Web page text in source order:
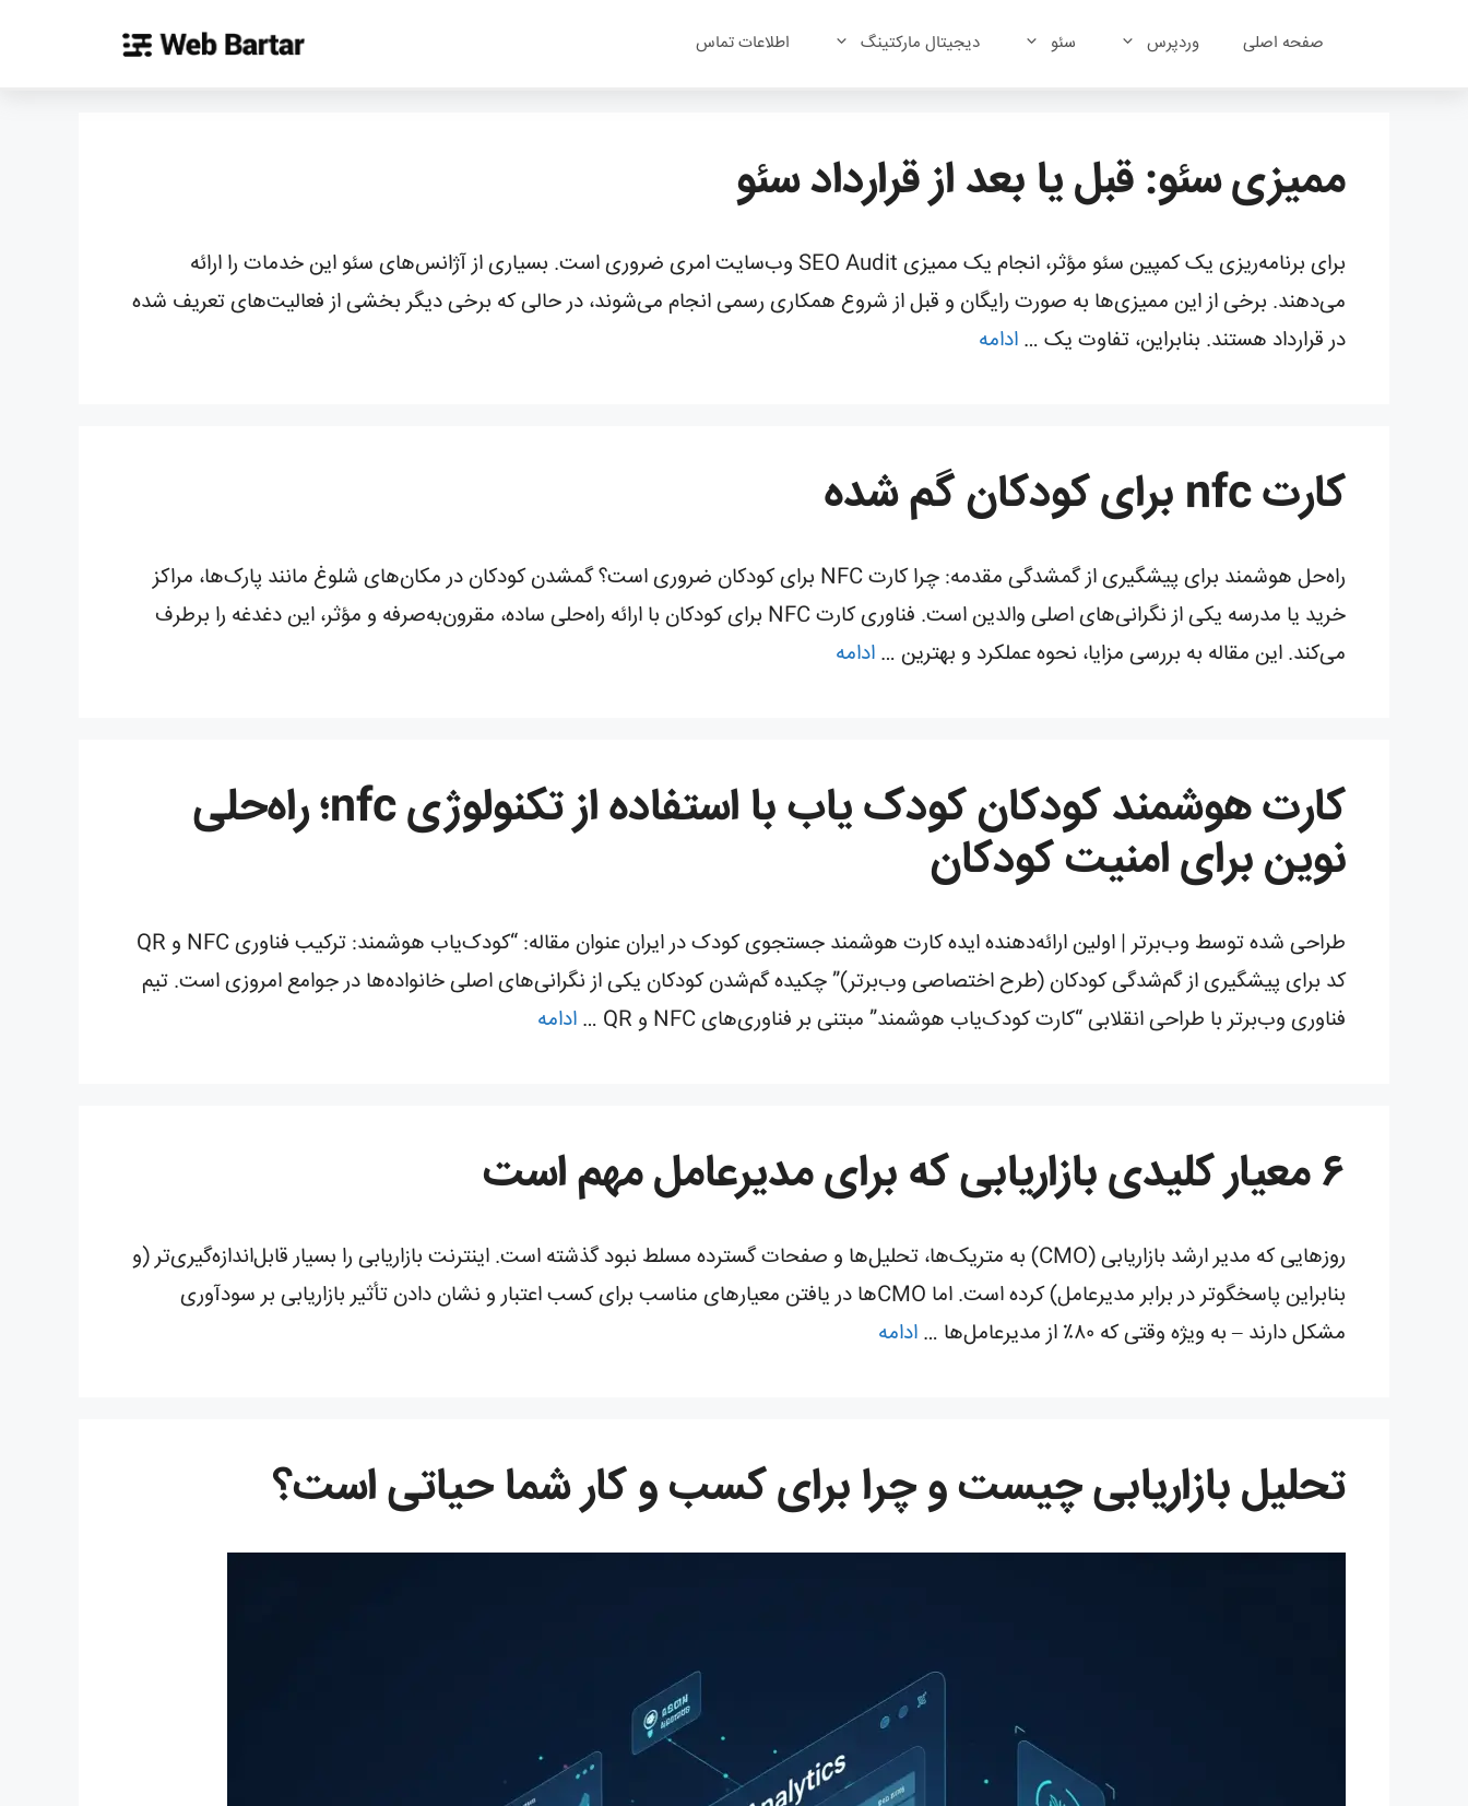
صفحه اصلی وردپرس سئو دیجیتال مارکتینگ اطلاعات تماس
ممیزی سئو: قبل یا بعد از قرارداد سئو
برای برنامه‌ریزی یک کمپین سئو مؤثر، انجام یک ممیزی SEO Audit وب‌سایت امری ضروری است. بسیاری از آژانس‌های سئو این خدمات را ارائه
می‌دهند. برخی از این ممیزی‌ها به صورت رایگان و قبل از شروع همکاری رسمی انجام می‌شوند، در حالی که برخی دیگر بخشی از فعالیت‌های تعریف شده
در قرارداد هستند. بنابراین، تفاوت یک … ادامه
کارت nfc برای کودکان گم شده
راه‌حل هوشمند برای پیشگیری از گمشدگی مقدمه: چرا کارت NFC برای کودکان ضروری است؟ گمشدن کودکان در مکان‌های شلوغ مانند پارک‌ها، مراکز
خرید یا مدرسه یکی از نگرانی‌های اصلی والدین است. فناوری کارت NFC برای کودکان با ارائه راه‌حلی ساده، مقرون‌به‌صرفه و مؤثر، این دغدغه را برطرف
می‌کند. این مقاله به بررسی مزایا، نحوه عملکرد و بهترین … ادامه
کارت هوشمند کودکان کودک یاب با استفاده از تکنولوژی nfc؛ راه‌حلی
نوین برای امنیت کودکان
طراحی شده توسط وب‌برتر | اولین ارائه‌دهنده ایده کارت هوشمند جستجوی کودک در ایران عنوان مقاله: “کودک‌یاب هوشمند: ترکیب فناوری NFC و QR
کد برای پیشگیری از گم‌شدگی کودکان (طرح اختصاصی وب‌برتر)” چکیده گم‌شدن کودکان یکی از نگرانی‌های اصلی خانواده‌ها در جوامع امروزی است. تیم
فناوری وب‌برتر با طراحی انقلابی “کارت کودک‌یاب هوشمند” مبتنی بر فناوری‌های NFC و QR …
ادامه
۶ معیار کلیدی بازاریابی که برای مدیرعامل مهم است
روزهایی که مدیر ارشد بازاریابی (CMO) به متریک‌ها، تحلیل‌ها و صفحات گسترده مسلط نبود گذشته است. اینترنت بازاریابی را بسیار قابل‌اندازه‌گیری‌تر (و
بنابراین پاسخگوتر در برابر مدیرعامل) کرده است. اما CMOها در یافتن معیارهای مناسب برای کسب اعتبار و نشان دادن تأثیر بازاریابی بر سودآوری
مشکل دارند – به ویژه وقتی که ۸۰٪ از مدیرعامل‌ها …
ادامه
تحلیل بازاریابی چیست و چرا برای کسب و کار شما حیاتی است؟